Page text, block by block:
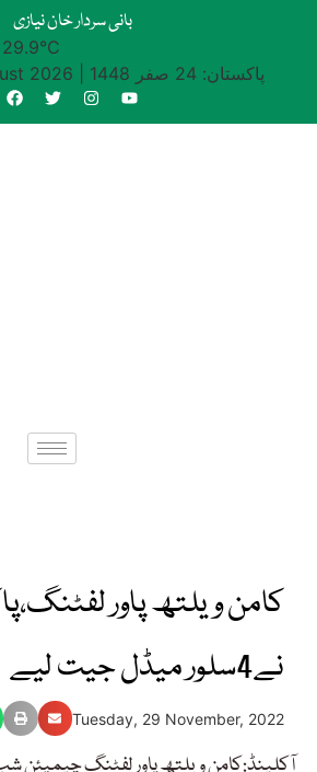
بانی سردار خان نیازی
2026
پاکستان: 24 صفر 1448
کامن ویلتھ پاور
نے4سلور میڈل جیت لیے
Tuesday, 29 November, 2022
آکلینڈ:کامن ویلتھ پاور لفٹنگ چیمپئن